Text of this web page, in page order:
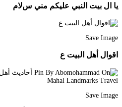
يا ال بيت النبي عليكم مني سﻻم
Save Image
اقوال أهل البيت ع
Save Image